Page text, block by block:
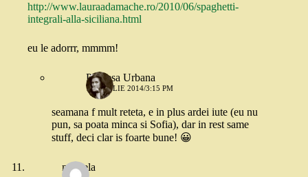
http://www.lauraadamache.ro/2010/06/spaghetti-
integrali-alla-siciliana.html
eu le adorrr, mmmm!
Printesa Urbana
11 APRILIE 2014/3:15 PM
seamana f mult reteta, e in plus ardei iute (eu nu
pun, sa poata minca si Sofia), dar in rest same
stuff, deci clar is foarte bune! 😀
mihaela